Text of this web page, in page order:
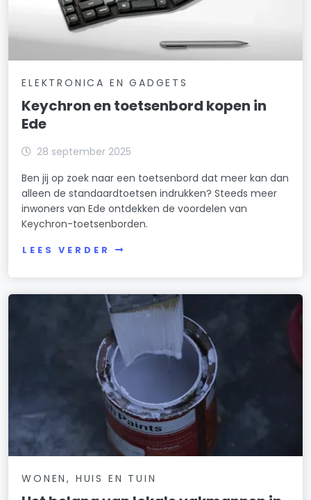
ELEKTRONICA EN GADGETS
Keychron en toetsenbord kopen in
Ede
28 september 2025
Ben jij op zoek naar een toetsenbord dat meer kan dan
alleen de standaardtoetsen indrukken? Steeds meer
inwoners van Ede ontdekken de voordelen van
Keychron-toetsenborden.
LEES VERDER
WONEN, HUIS EN TUIN